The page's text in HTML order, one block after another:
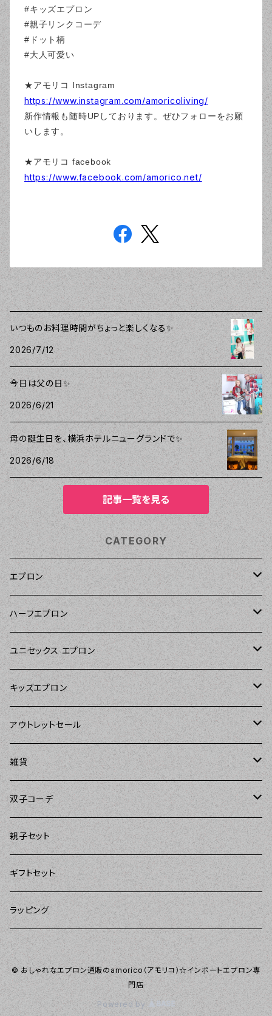
#キッズエプロン
#親子リンクコーデ
#ドット柄
#大人可愛い
★アモリコ Instagram
https://www.instagram.com/amoricoliving/
新作情報も随時UPしております。ぜひフォローをお願
いします。
★アモリコ facebook
https://www.facebook.com/amorico.net/
いつものお料理時間がちょっと楽しくなる✨
2026/7/12
今日は父の日✨
2026/6/21
母の誕生日を、横浜ホテルニューグランドで✨
2026/6/18
記事一覧を見る
CATEGORY
エプロン
Kitsch'n Glam（キッチングラム）
Sierra Rose（シエラローズ）
Tarantinalovers（タランティーナ ラバーズ）
The Sunday Girl（ザサンデーガール）
Carolyn's Kitchen（キャロリンズキッチン）
Sugar baby aprons（シュガーベイビー）
DII（ディーアイアイ）
MOZI（モジ）
amorico（アモリコ）
I love Aprons（アラブエプロンズ）
Flirty Aprons（フラーティーエプロンズ）
ハーフエプロン
Sierra Rose（シエラローズ）
ユニセックス エプロン
DII（ディーアイアイ）
Sierra Rose（シエラローズ）
amorico（アモリコ）
キッズエプロン
Sierra Rose（シエラローズ）
The Sunday Girl（ザサンデーガール）
ASD Living（エーエスディーリビング）
Kitsch'n Glam（キッチングラム）
DII（ディーアイアイ）
アウトレットセール
エプロン
Kitsch'n Glam（キッチングラム）
Sierra Rose（シエラローズ）
DII（ディーアイアイ）
amorico（アモリコ）
Sugar baby aprons（シュガーベイビー）
Tarantinalovers（タランティーナ ラバーズ）
雑貨
amorico（アモリコ）
雑貨
amorico（アモリコ）
The Sunday Girl（ザサンデーガール）
DII（ディーアイアイ）
Kitsch'n Glam（キッチングラム）
双子コーデ
The Sunday Girl（サンデーガール）
親子セット
ギフトセット
ラッピング
© おしゃれなエプロン通販のamorico（アモリコ）☆インポートエプロン専
門店
Powered by